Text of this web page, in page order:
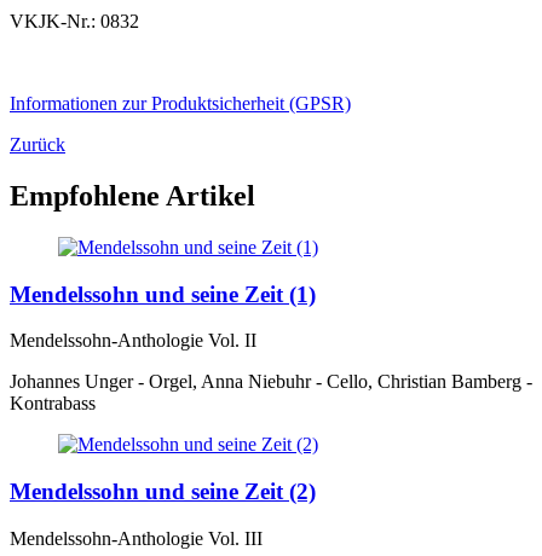
VKJK-Nr.: 0832
Informationen zur Produktsicherheit (GPSR)
Zurück
Empfohlene Artikel
Mendelssohn und seine Zeit (1)
Mendelssohn-Anthologie Vol. II
Johannes Unger - Orgel, Anna Niebuhr - Cello, Christian Bamberg -
Kontrabass
Mendelssohn und seine Zeit (2)
Mendelssohn-Anthologie Vol. III